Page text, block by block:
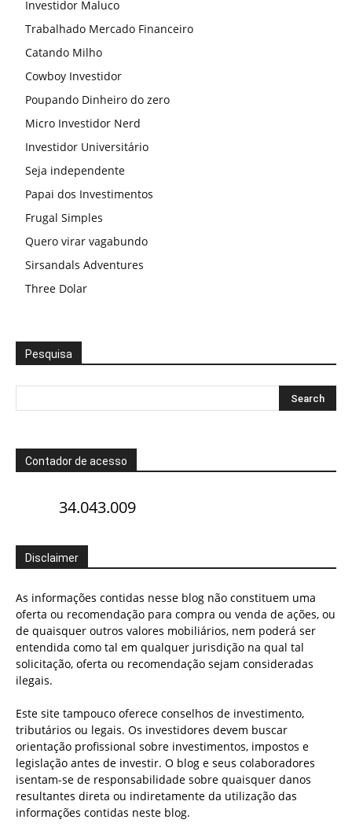
Investidor Maluco
Trabalhado Mercado Financeiro
Catando Milho
Cowboy Investidor
Poupando Dinheiro do zero
Micro Investidor Nerd
Investidor Universitário
Seja independente
Papai dos Investimentos
Frugal Simples
Quero virar vagabundo
Sirsandals Adventures
Three Dolar
Pesquisa
Contador de acesso
34.043.009
Disclaimer
As informações contidas nesse blog não constituem uma
oferta ou recomendação para compra ou venda de ações, ou
de quaisquer outros valores mobiliários, nem poderá ser
entendida como tal em qualquer jurisdição na qual tal
solicitação, oferta ou recomendação sejam consideradas
ilegais.
Este site tampouco oferece conselhos de investimento,
tributários ou legais. Os investidores devem buscar
orientação profissional sobre investimentos, impostos e
legislação antes de investir. O blog e seus colaboradores
isentam-se de responsabilidade sobre quaisquer danos
resultantes direta ou indiretamente da utilização das
informações contidas neste blog.